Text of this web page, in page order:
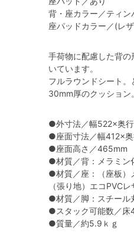
背・座カラー／ティン
座パッドカラー／(レ
手荷物に配慮した背
いています。
フルラウンドシート。
30mm厚のクッション
●外寸法／幅522×奥
●座面寸法／幅412×
●座面高さ／465mm
●材質／背：メラミン
●材質／座：（座板）
（張り地）エコPVCレ
●材質／脚：スチール
●スタック可能数／床
●質量／約5.9ｋｇ